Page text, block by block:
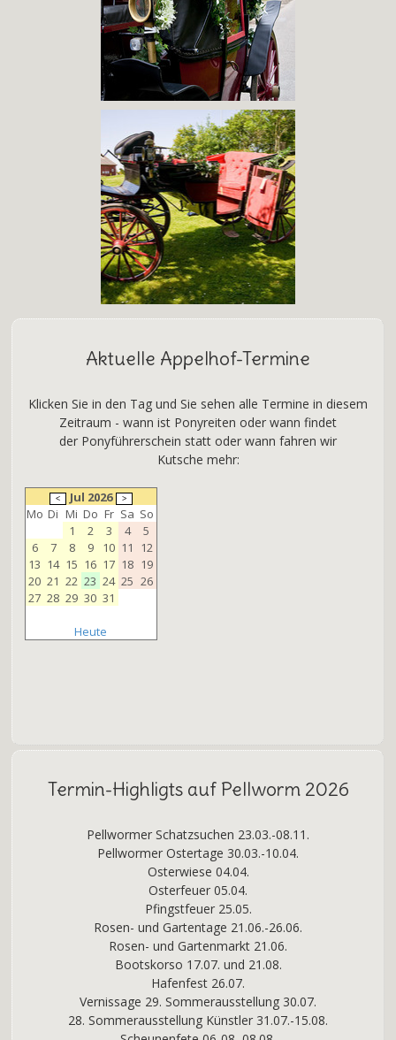
Aktuelle Appelhof-Termine
Klicken Sie in den Tag und Sie sehen alle Termine in diesem
Zeitraum - wann ist Ponyreiten oder wann findet
der Ponyführerschein statt oder wann fahren wir
Kutsche mehr:
Jul 2026
Mo Di Mi Do Fr Sa So
1
2 3 4
5
6
7 8 9 10 11
12
13 14 15 16 17 18 19
20 21 22 23 24 25 26
27 28 29 30 31
Heute
Termin-Highligts auf Pellworm 2026
Pellwormer Schatzsuchen 23.03.-08.11.
Pellwormer Ostertage 30.03.-10.04.
Osterwiese 04.04.
Osterfeuer 05.04.
Pfingstfeuer 25.05.
Rosen- und Gartentage 21.06.-26.06.
Rosen- und Gartenmarkt 21.06.
Bootskorso 17.07. und 21.08.
Hafenfest 26.07.
Vernissage 29. Sommerausstellung 30.07.
28. Sommerausstellung Künstler 31.07.-15.08.